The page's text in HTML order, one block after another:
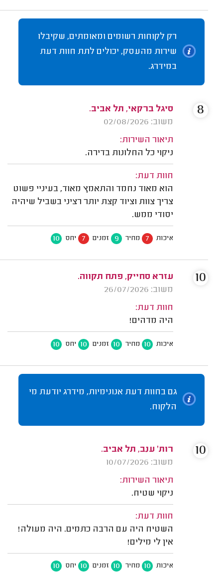
רק לקוחות רשומים ומאומתים, שקיבלו
שירות מהעסק, יכולים לתת חוות דעת
במידרג.
סיגל ברקאי, תל אביב.
משוב: 02/08/2026
תיאור השירות:
ניקוי כל החלונות בדירה.
חוות דעת:
הוא מאוד נחמד והתאמץ מאוד, בעיניי פשוט
צריך צוות וציוד קצת יותר רציני בשביל שיהיה
יסודי ממש.
איכות 7 מחיר 9 זמנים 7 יחס 10
8
עזרא סחייק, פתח תקווה.
משוב: 26/07/2026
חוות דעת:
היה מדהים!
איכות 10 מחיר 10 זמנים 10 יחס 10
10
גם בחוות דעת אנונימיות, מידרג יודעת מי
הלקוח.
רות' ענב, תל אביב.
משוב: 10/07/2026
תיאור השירות:
ניקוי שטיח.
חוות דעת:
השטיח היה עם הרבה כתמים. היה מעולה!
אין לי מילים!
איכות 10 מחיר 10 זמנים 10 יחס 10
10